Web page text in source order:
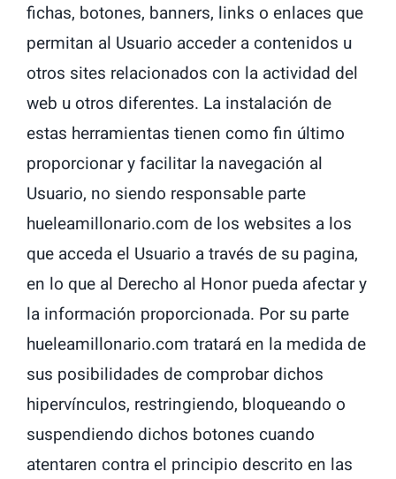
fichas, botones, banners, links o enlaces que
permitan al Usuario acceder a contenidos u
otros sites relacionados con la actividad del
web u otros diferentes. La instalación de
estas herramientas tienen como fin último
proporcionar y facilitar la navegación al
Usuario, no siendo responsable parte
hueleamillonario.com de los websites a los
que acceda el Usuario a través de su pagina,
en lo que al Derecho al Honor pueda afectar y
la información proporcionada. Por su parte
hueleamillonario.com tratará en la medida de
sus posibilidades de comprobar dichos
hipervínculos, restringiendo, bloqueando o
suspendiendo dichos botones cuando
atentaren contra el principio descrito en las